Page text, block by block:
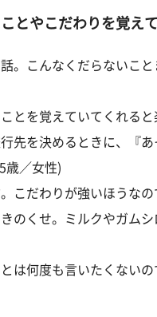
とやこだわりを覚え
。こんなくだらないこ
ことを覚えていてくれる
行先を決めるときに、『
歳／女性)
。こだわりが強いほうな
きのくせ。ミルクやガム
とは何度も言いたくない